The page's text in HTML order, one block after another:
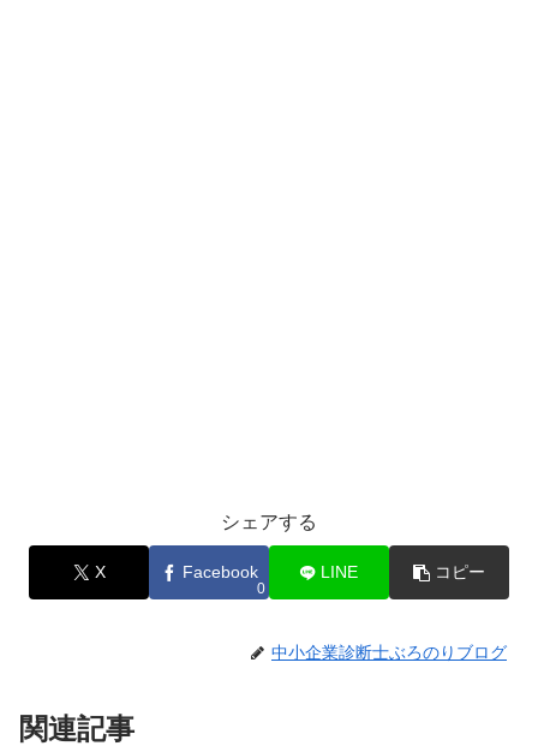
シェアする
X Facebook
0
LINE コピー
中小企業診断士ぶろのりブログ
関連記事